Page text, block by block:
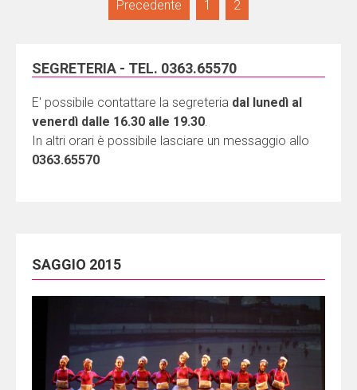
Precedente 1 2
SEGRETERIA - TEL. 0363.65570
E' possibile contattare la segreteria dal lunedì al
venerdì dalle 16.30 alle 19.30
In altri orari è possibile lasciare un messaggio allo
0363.65570
SAGGIO 2015